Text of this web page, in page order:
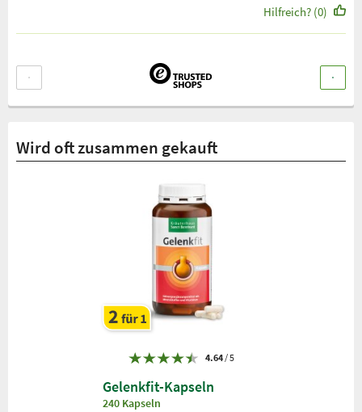
Hilfreich? (0)
Wird oft zusammen gekauft
4.64/ 5
Gelenkfit-Kapseln
240 Kapseln